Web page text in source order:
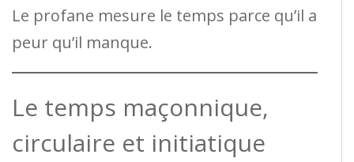
Le profane mesure le temps parce qu’il a
peur qu’il manque.
Le temps maçonnique,
circulaire et initiatique